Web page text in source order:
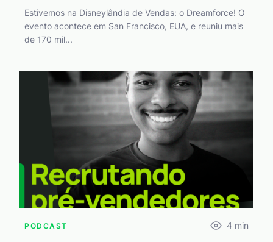
Estivemos na Disneylândia de Vendas: o Dreamforce! O
evento acontece em San Francisco, EUA, e reuniu mais
de 170 mil...
PODCAST 4 min